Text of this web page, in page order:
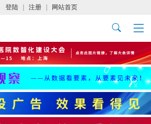
登陆 注册 网站首页